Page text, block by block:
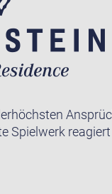
Spielwerk